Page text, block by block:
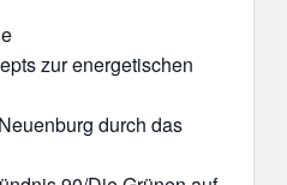
zur energetischen
durch das